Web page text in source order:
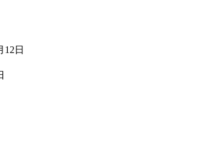
12日